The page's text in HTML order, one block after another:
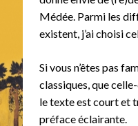
Médée. Parmi les
existent, j’ai choisi
Si vous n’êtes pas
classiques, que
le texte est court et
préface éclairante.